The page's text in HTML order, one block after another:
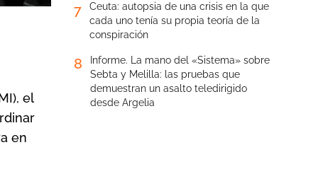
el
en
7
Ceuta: autopsia de una crisis en la que
cada uno tenía su propia teoría de la
conspiración
8
Informe. La mano del «Sistema» sobre
Sebta y Melilla: las pruebas que
demuestran un asalto teledirigido
desde Argelia